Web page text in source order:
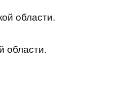
области.
области.